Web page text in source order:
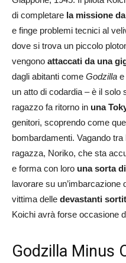
di completare la missione
e finge problemi tecnici al
dove si trova un piccolo
vengono attaccati da una
dagli abitanti come Godzilla e
un atto di codardia – è il solo
ragazzo fa ritorno in una
genitori, scoprendo come
bombardamenti. Vagando
ragazza, Noriko, che sta
e forma con loro una sorta
lavorare su
vittima delle devastanti
Koichi avrà forse occasione
Godzilla Minus